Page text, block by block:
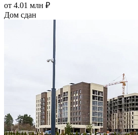
от 4.01 млн ₽
Дом сдан